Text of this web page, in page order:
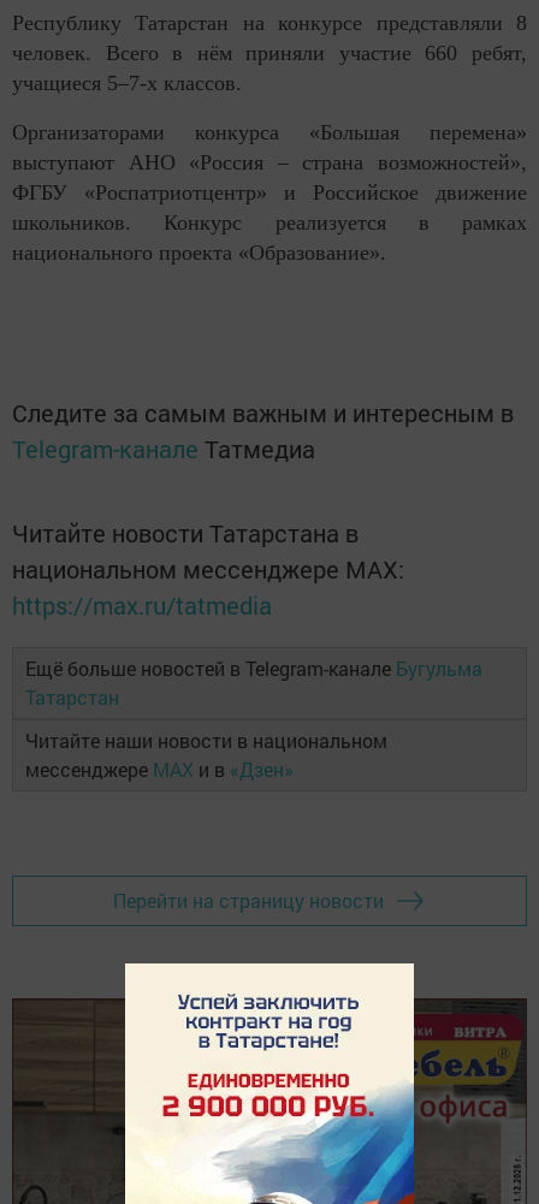
Республику Татарстан на конкурсе представляли 8
человек. Всего в нём приняли участие 660 ребят,
учащиеся 5–7-х классов.
Организаторами конкурса «Большая перемена»
выступают АНО «Россия – страна возможностей»,
ФГБУ «Роспатриотцентр» и Российское движение
школьников. Конкурс реализуется в рамках
национального проекта «Образование».
Следите за самым важным и интересным в
Telegram-канале Татмедиа
Читайте новости Татарстана в
национальном мессенджере MАХ:
https://max.ru/tatmedia
Ещё больше новостей в Telegram-канале Бугульма
Татарстан
Читайте наши новости в национальном
мессенджере MAX и в «Дзен»
Перейти на страницу новости